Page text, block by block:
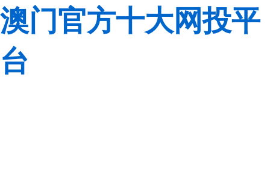
澳门官方十大网投平
台